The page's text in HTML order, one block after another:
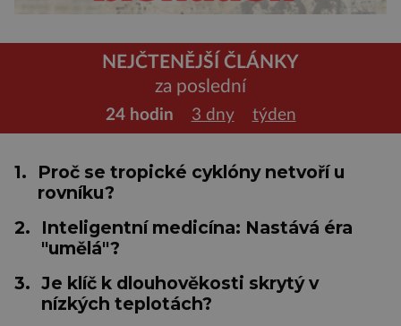
NEJČTENĚJŠÍ ČLÁNKY
za poslední
24 hodin 3 dny týden
1.
Proč se tropické cyklóny netvoří u
rovníku?
2.
Inteligentní medicína: Nastává éra
"umělá"?
3. Je klíč k dlouhověkosti skrytý v
nízkých teplotách?